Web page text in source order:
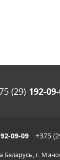
(29) 192-
09-09 +375
Беларусь, г.